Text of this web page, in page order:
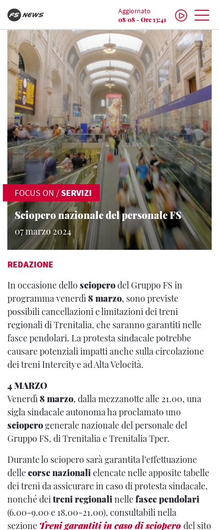
Aggiornato
08/08 - Ore 13:41
FOCUS ON /SERVIZI
Sciopero nazionale del personale FS
07 marzo 2024
REDAZIONE
In occasione dello scioperodel Gruppo FS in
programma venerdì8 marzo, sono previste
possibili cancellazioni e limitazioni dei treni
regionali di Trenitalia, che saranno garantiti nelle
fasce pendolari. La protesta sindacale potrebbe
causare potenziali impatti anche sulla circolazione
dei treni Intercity e ad Alta Velocità.
4 MARZO
Venerdì8 marzo, dalla mezzanotte alle 21.00, una
sigla sindacale autonoma ha proclamato uno
scioperogenerale nazionale del personale del
Gruppo FS, di Trenitalia e Trenitalia Tper.
Durante lo sciopero sarà garantita l’effettuazione
dellecorse nazionalielencate nelle apposite tabelle
dei treni da assicurare in caso di protesta sindacale,
nonché deitreni regionalinellefasce pendolari
(6.00-9.00 e 18.00-21.00), consultabili nella
sezione Treni garantiti in caso di sciopero del sito